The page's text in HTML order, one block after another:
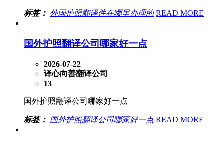
标签： 外国护照翻译件在哪里办理的 READ MORE
国外护照翻译公司哪家好一点
2026-07-22
译心向善翻译公司
13
国外护照翻译公司哪家好一点
标签： 国外护照翻译公司哪家好一点 READ MORE